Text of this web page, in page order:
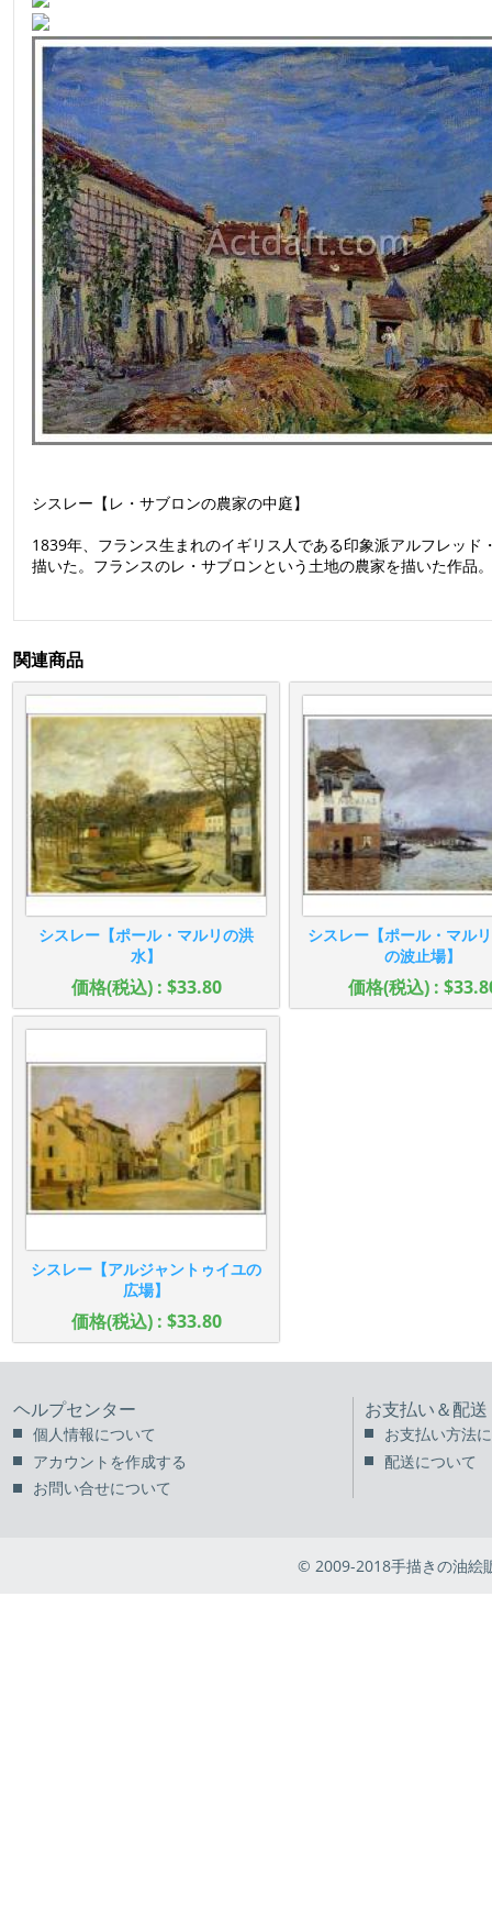
シスレー【レ・サブロンの農家の中庭】
1839年、フランス生まれのイギリス人である印象派アルフレッ
描いた。フランスのレ・サブロンという土地の農家を描いた作品。
関連商品
シスレー【ポール・マルリの洪
水】
価格(税込) : $33.80
シスレー【ポール・マル
の波止場】
価格(税込) :
シスレー【アルジャントゥイユの
広場】
価格(税込) : $33.80
ヘルプセンター
個人情報について
アカウントを作成する
お問い合せについて
お支払い＆配送
お支払い方法
配送について
© 2009-2018手描きの油絵